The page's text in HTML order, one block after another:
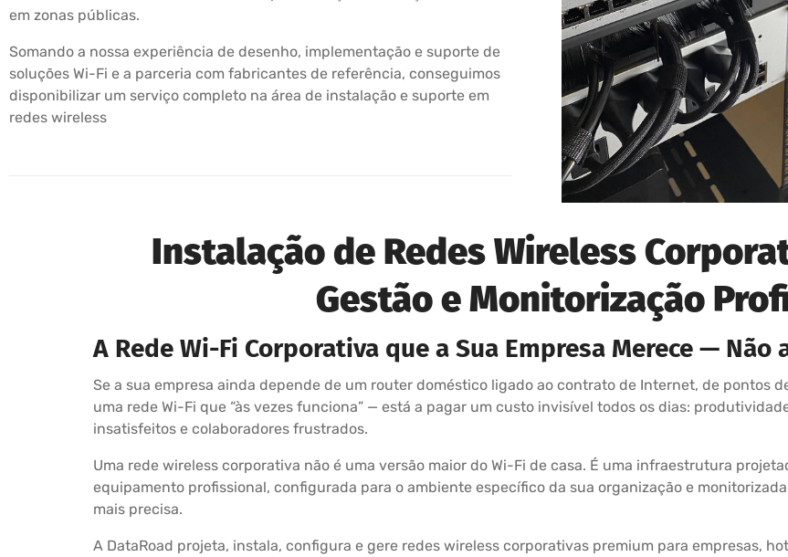
em zonas públicas.
Somando a nossa experiência de desenho, implementação e suporte de
soluções Wi-Fi e a parceria com fabricantes de referência, conseguimos
disponibilizar um serviço completo na área de instalação e suporte em
redes wireless
Instalação de Redes Wireless
Gestão e Monitorização
A Rede Wi-Fi Corporativa que a Sua Empresa Merece — Não
Se a sua empresa ainda depende de um router doméstico ligado ao contrato de Internet, de pontos
uma rede Wi-Fi que “às vezes funciona” — está a pagar um custo invisível todos os dias:
insatisfeitos e colaboradores frustrados.
Uma rede wireless corporativa não é uma versão maior do Wi-Fi de casa. É uma infraestrutura
equipamento profissional, configurada para o ambiente específico da sua organização e
mais precisa.
A DataRoad projeta, instala, configura e gere redes wireless corporativas premium para empresas,